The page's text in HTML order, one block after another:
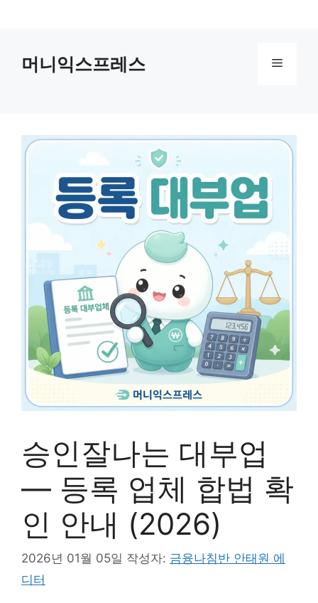
머니익스프레스 메
승인잘나는 대부업
— 등록 업체 합법 확
인 안내 (2026)
2026년 01월 05일 작성자: 금융나침반 안태원 에
디터